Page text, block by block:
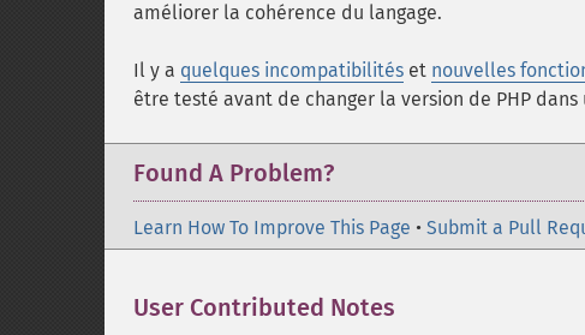
améliorer la cohérence du langage.
Il y a quelques incompatibilités et nouvelles
être testé avant de changer la version de PHP
Found A Problem?
Learn How To Improve This Page • Submit a Pull
User Contributed Notes